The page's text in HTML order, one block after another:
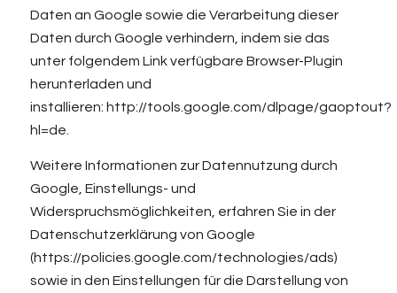
Daten an Google sowie die Verarbeitung dieser
Daten durch Google verhindern, indem sie das
unter folgendem Link verfügbare Browser-Plugin
herunterladen und
installieren: http://tools.google.com/dlpage/gaoptout?
hl=de
Weitere Informationen zur Datennutzung durch
Google, Einstellungs- und
Widerspruchsmöglichkeiten, erfahren Sie in der
Datenschutzerklärung von Google
(https://policies.google.com/technologies/ads)
sowie in den Einstellungen für die Darstellung von